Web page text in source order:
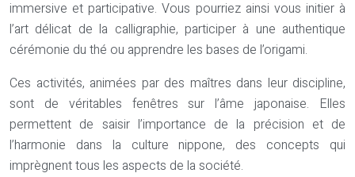
immersive et participative. Vous pourriez ainsi vous initier à
l’art délicat de la calligraphie, participer à une authentique
cérémonie du thé ou apprendre les bases de l’origami.
Ces activités, animées par des maîtres dans leur discipline,
sont de véritables fenêtres sur l’âme japonaise. Elles
permettent de saisir l’importance de la précision et de
l’harmonie dans la culture nippone, des concepts qui
imprègnent tous les aspects de la société.